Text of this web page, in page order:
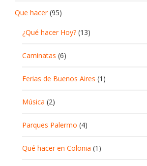
Que hacer(95)
¿Qué hacer Hoy? (13)
Caminatas (6)
Ferias de Buenos Aires (1)
Música (2)
Parques Palermo (4)
Qué hacer en Colonia (1)